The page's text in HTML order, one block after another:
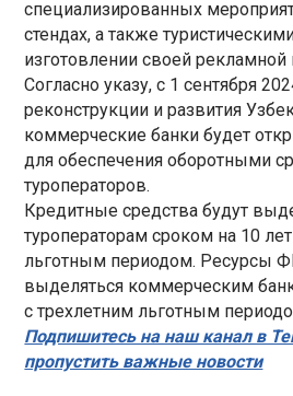
специализированных
стендах, а также
изготовлении своей рекламной
Согласно указу, с 1 сентября
реконструкции и развития
коммерческие банки будет
для обеспечения оборотными
туроператоров.
Кредитные средства будут
туроператорам сроком на 10
льготным периодом. Ресурсы
выделяться коммерческим
с трехлетним льготным
Подпишитесь на наш канал в
пропустить важные новости